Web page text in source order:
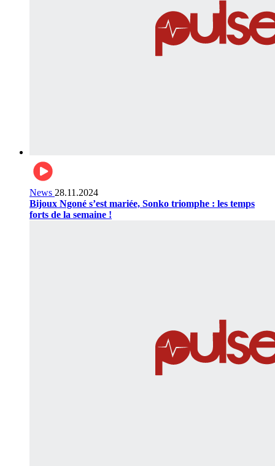
News 28.11.2024
Bijoux Ngoné s’est mariée, Sonko triomphe : les temps
forts de la semaine !